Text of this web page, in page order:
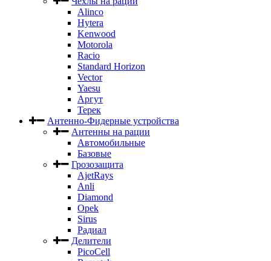
Alinco
Hytera
Kenwood
Motorola
Racio
Standard Horizon
Vector
Yaesu
Аргут
Терек
Антенно-Фидерные устройства
Антенны на рации
Автомобильные
Базовые
Грозозащита
AjetRays
Anli
Diamond
Opek
Sirus
Радиал
Делители
PicoCell